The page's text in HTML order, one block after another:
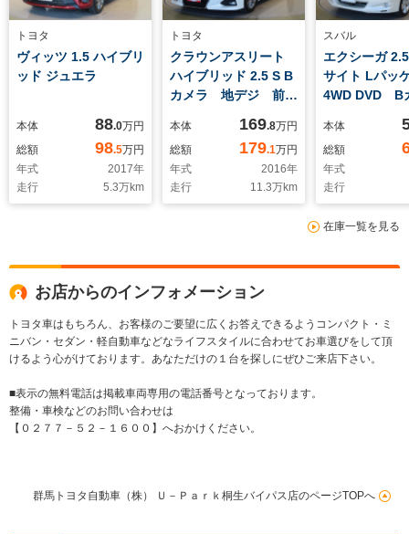
トヨタ
ヴィッツ 1.5 ハイブリ
ッド ジュエラ
本体 88.0万円
総額
98.5万円
年式
2017年
走行
5.3万km
トヨタ
クラウンアスリート
ハイブリッド 2.5 S B
カメラ 地デジ 前車
キーレスエントリー
全席パワーウインド
ウ 電動シート スマ
ートキー 盗難防止シ
ステム 横滑防止装
エアバッグ AUX
本体 169.8万円
総額
179.1万円
年式
2016年
走行
11.3万km
スバル
エクシーガ
サイト Lパッ
4WD DVD B
ETC アイド
トップ
セスキー ア
ール オート
コントロール
ーナビ 横滑
本体
総額
年式
走行
在庫一覧を見る
お店からのインフォメーション
トヨタ車はもちろん、お客様のご要望に広くお答えできるようコンパクト・ミ
ニバン・セダン・軽自動車などなライフスタイルに合わせてお車選びをして頂
けるよう心がけております。あなただけの１台を探しにぜひご来店下さい。
■表示の無料電話は掲載車両専用の電話番号となっております。
整備・車検などのお問い合わせは
【０２７７－５２－１６００】へおかけください。
群馬トヨタ自動車（株） Ｕ－Ｐａｒｋ桐生バイパス店のページTOPへ